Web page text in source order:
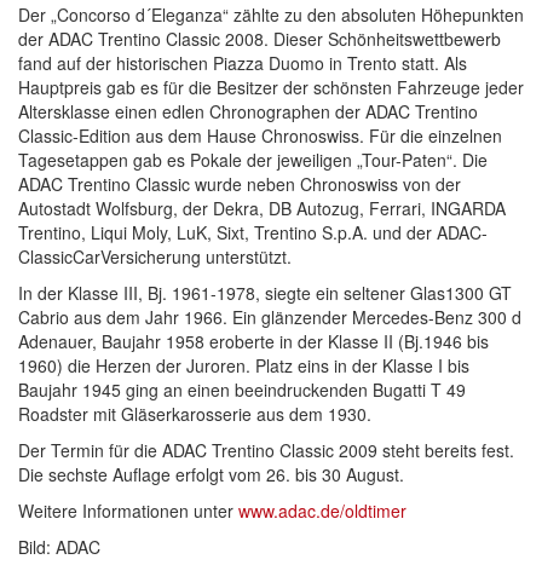
Der „Concorso d´Eleganza“ zählte zu den absoluten Höhepunkten
der ADAC Trentino Classic 2008. Dieser Schönheitswettbewerb
fand auf der historischen Piazza Duomo in Trento statt. Als
Hauptpreis gab es für die Besitzer der schönsten Fahrzeuge jeder
Altersklasse einen edlen Chronographen der ADAC Trentino
Classic-Edition aus dem Hause Chronoswiss. Für die einzelnen
Tagesetappen gab es Pokale der jeweiligen „Tour-Paten“. Die
ADAC Trentino Classic wurde neben Chronoswiss von der
Autostadt Wolfsburg, der Dekra, DB Autozug, Ferrari, INGARDA
Trentino, Liqui Moly, LuK, Sixt, Trentino S.p.A. und der ADAC-
ClassicCarVersicherung unterstützt.
In der Klasse III, Bj. 1961-1978, siegte ein seltener Glas1300 GT
Cabrio aus dem Jahr 1966. Ein glänzender Mercedes-Benz 300 d
Adenauer, Baujahr 1958 eroberte in der Klasse II (Bj.1946 bis
1960) die Herzen der Juroren. Platz eins in der Klasse I bis
Baujahr 1945 ging an einen beeindruckenden Bugatti T 49
Roadster mit Gläserkarosserie aus dem 1930.
Der Termin für die ADAC Trentino Classic 2009 steht bereits fest.
Die sechste Auflage erfolgt vom 26. bis 30 August.
Weitere Informationen unter www.adac.de/oldtimer
Bild: ADAC